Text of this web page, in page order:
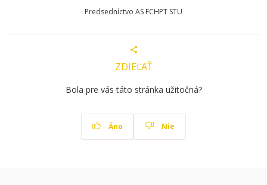
Predsedníctvo AS FCHPT STU
ZDIEĽAŤ
Bola pre vás táto stránka užitočná?
Áno Nie